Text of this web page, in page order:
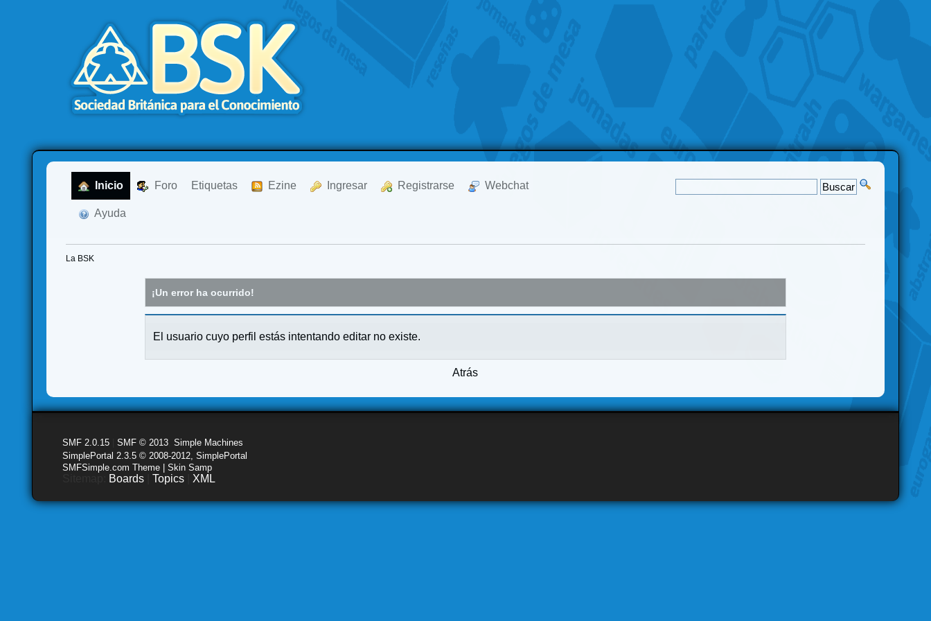
Inicio Foro Etiquetas Ezine Ingresar Registrarse Webchat
Ayuda
La BSK
¡Un error ha ocurrido!
El usuario cuyo perfil estás intentando editar no existe.
Atrás
SMF 2.0.15 |SMF © 2013 ,Simple Machines
SimplePortal 2.3.5 © 2008-2012, SimplePortal
SMFSimple.com Theme | Skin Samp
Boards |Topics XML